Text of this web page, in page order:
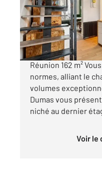
Appartement F5
1 090
Duplex de
Réunion 162 m²
normes, alliant le
volumes
Dumas vous
niché au dernier
Voir